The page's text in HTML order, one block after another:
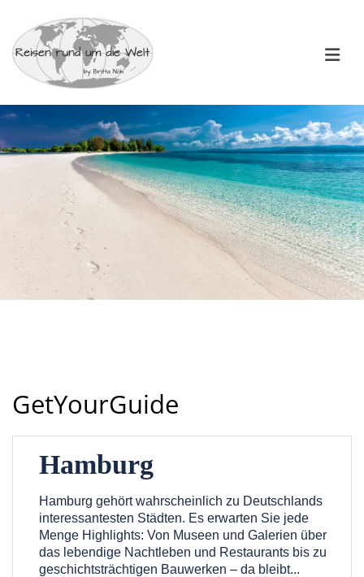
GetYourGuide
Hamburg
Hamburg gehört wahrscheinlich zu Deutschlands
interessantesten Städten. Es erwarten Sie jede
Menge Highlights: Von Museen und Galerien über
das lebendige Nachtleben und Restaurants bis zu
geschichtsträchtigen Bauwerken – da bleibt...